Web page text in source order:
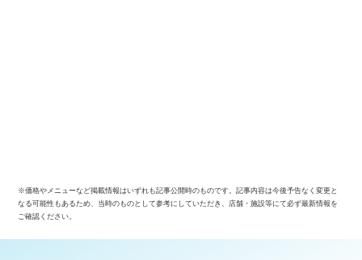
※価格やメニューなど掲載情報はいずれも記事公開時のものです。記事内容は今後予告なく変更と
なる可能性もあるため、当時のものとして参考にしていただき、店舗・施設等にて必ず最新情報を
ご確認ください。